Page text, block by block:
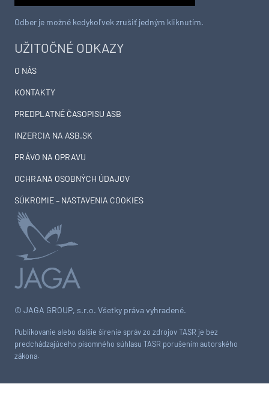
© JAGA GROUP, s.r.o. Všetky práva vyhradené.
Publikovanie alebo ďalšie šírenie správ zo zdrojov TASR je bez
predchádzajúceho písomného súhlasu TASR porušením autorského
zákona.
UŽITOČNÉ ODKAZY
O NÁS
KONTAKTY
PREDPLATNÉ ČASOPISU ASB
INZERCIA NA ASB.SK
PRÁVO NA OPRAVU
OCHRANA OSOBNÝCH ÚDAJOV
SÚKROMIE – NASTAVENIA COOKIES
Odber je možné kedykoľvek zrušiť jedným kliknutím.